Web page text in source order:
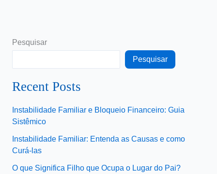
Pesquisar
Pesquisar
Recent Posts
Instabilidade Familiar e Bloqueio Financeiro: Guia
Sistêmico
Instabilidade Familiar: Entenda as Causas e como
Curá-las
O que Significa Filho que Ocupa o Lugar do Pai?